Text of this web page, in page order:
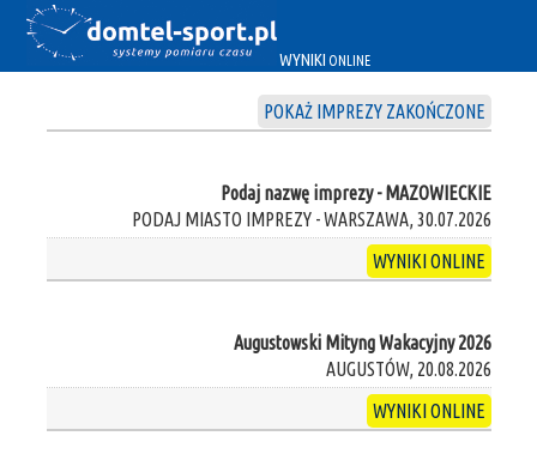
WYNIKI ONLINE
POKAŻ IMPREZY ZAKOŃCZONE
Podaj nazwę imprezy - MAZOWIECKIE
PODAJ MIASTO IMPREZY - WARSZAWA, 30.07.2026
WYNIKI ONLINE
Augustowski Mityng Wakacyjny 2026
AUGUSTÓW, 20.08.2026
WYNIKI ONLINE